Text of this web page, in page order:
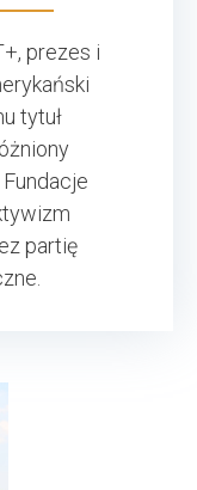
prezes i
tytuł
partię